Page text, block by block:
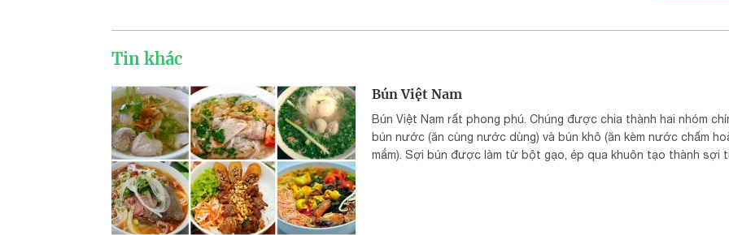
Tin khác
Bún Việt Nam
Bún Việt Nam rất phong phú. Chúng được chia thành hai nhóm
bún nước (ăn cùng nước dùng) và bún khô (ăn kèm nước chấm
mắm). Sợi bún được làm từ bột gạo, ép qua khuôn tạo thành